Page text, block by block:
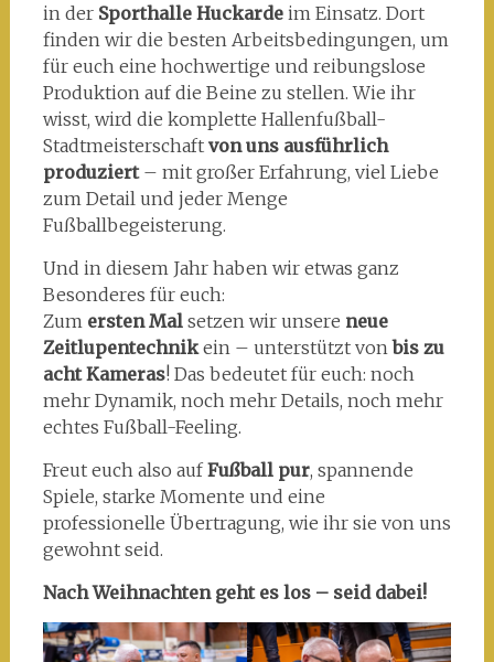
in der Sporthalle Huckardeim Einsatz. Dort
finden wir die besten Arbeitsbedingungen, um
für euch eine hochwertige und reibungslose
Produktion auf die Beine zu stellen. Wie ihr
wisst, wird die komplette Hallenfußball-
Stadtmeisterschaft von uns ausführlich
produziert– mit großer Erfahrung, viel Liebe
zum Detail und jeder Menge
Fußballbegeisterung.
Und in diesem Jahr haben wir etwas ganz
Besonderes für euch:
Zum ersten Malsetzen wir unsere neue
Zeitlupentechnikein – unterstützt vonbis zu
acht Kameras! Das bedeutet für euch: noch
mehr Dynamik, noch mehr Details, noch mehr
echtes Fußball-Feeling.
Freut euch also aufFußball pur, spannende
Spiele, starke Momente und eine
professionelle Übertragung, wie ihr sie von uns
gewohnt seid.
Nach Weihnachten geht es los – seid dabei!